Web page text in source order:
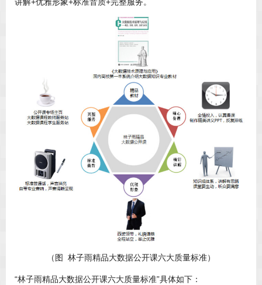
讲解+优雅形象+标准音质+完整服务。
（图 林子雨精品大数据公开课六大质量标准）
“林子雨精品大数据公开课六大质量标准”具体如下：